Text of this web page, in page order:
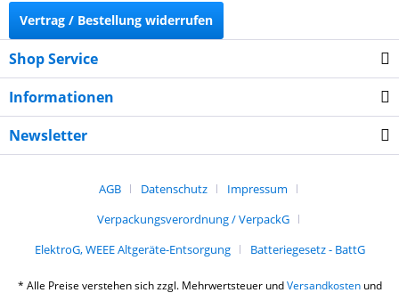
Vertrag / Bestellung widerrufen
Shop Service
Informationen
Newsletter
AGB Datenschutz
Impressum
Verpackungsverordnung / VerpackG
ElektroG, WEEE Altgeräte-Entsorgung
Batteriegesetz - BattG
* Alle Preise verstehen sich zzgl. Mehrwertsteuer undVersandkostenund